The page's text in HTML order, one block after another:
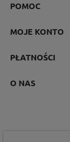
POMOC
MOJE KONTO
PŁATNOŚCI
O NAS